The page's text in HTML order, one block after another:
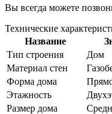
Вы всегда можете
Технические
Название
Тип строения
Дом
Материал стен
Форма дома
Этажность
Размер дома